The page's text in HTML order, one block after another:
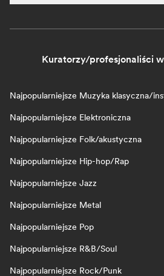
Kuratorzy/profesjonaliści
Najpopularniejsze Muzyka klasyczna/
Najpopularniejsze Elektroniczna
Najpopularniejsze Folk/akustyczna
Najpopularniejsze Hip-hop/Rap
Najpopularniejsze Jazz
Najpopularniejsze Metal
Najpopularniejsze Pop
Najpopularniejsze R&B/Soul
Najpopularniejsze Rock/Punk